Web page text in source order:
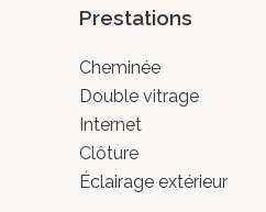
Prestations
Cheminée
Double vitrage
Internet
Clôture
Éclairage extérieur